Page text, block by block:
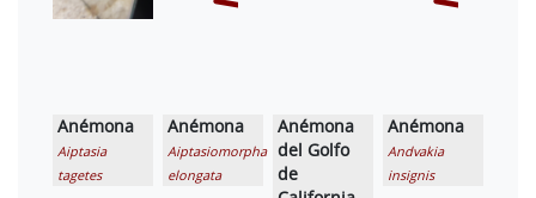
Anémona
Aiptasia
tagetes
Anémona
Aiptasiomorpha
elongata
Anémona
del Golfo
de
Anémona
Andvakia
insignis